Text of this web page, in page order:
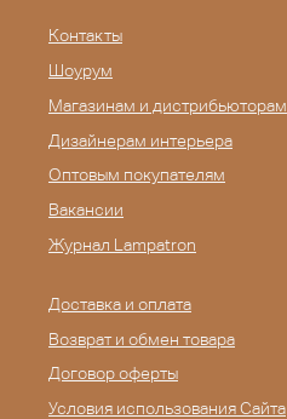
Контакты
Шоурум
Магазинам и дистрибьюторам
Дизайнерам интерьера
Оптовым покупателям
Вакансии
Журнал Lampatron
Доставка и оплата
Возврат и обмен товара
Договор оферты
Условия использования Сайта